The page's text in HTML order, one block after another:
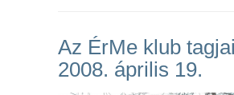
Az ÉrMe klub
2008. április 19.